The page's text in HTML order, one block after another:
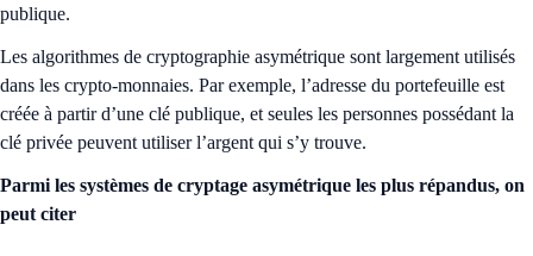
publique.
Les algorithmes de cryptographie asymétrique sont largement utilisés
dans les crypto-monnaies. Par exemple, l’adresse du portefeuille est
créée à partir d’une clé publique, et seules les personnes possédant la
clé privée peuvent utiliser l’argent qui s’y trouve.
Parmi les systèmes de cryptage asymétrique les plus répandus, on
peut citer